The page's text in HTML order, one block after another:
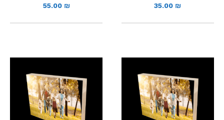
35.00 ₪
55.00 ₪